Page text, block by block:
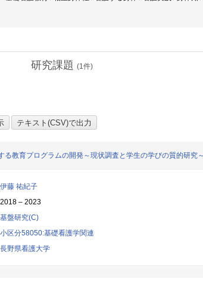
研究課題 (1件)
る教育プログラムの開発～現状調査と学生の学びの質的研究～
伊藤 祐紀子
2018 – 2023
基盤研究(C)
小区分58050:基礎看護学関連
長野県看護大学